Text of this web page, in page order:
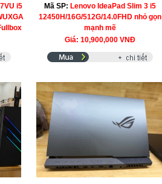
i5
Mã SP: Lenovo IdeaPad Slim 3 i5
12450H/16G/512G/14.0FHD nhỏ gọn
mạnh mẽ
Giá: 10,900,000 VNĐ